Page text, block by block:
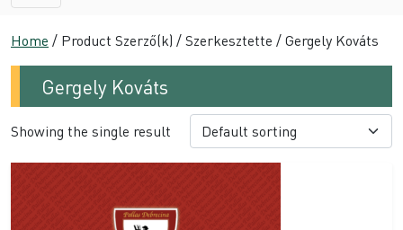
Home / Product Szerző(k) / Szerkesztette / Gergely Kováts
Gergely Kováts
Showing the single result